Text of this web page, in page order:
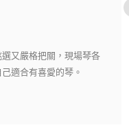
又嚴格把關，現場琴各
適合有喜愛的琴。